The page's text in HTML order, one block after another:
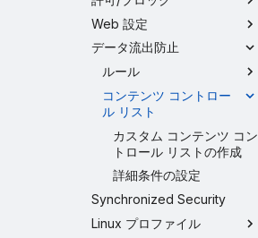
Web 設定
データ流出防止
ルール
コンテンツ コントロー
ル リスト
カスタム コンテンツ コン
トロール リストの作成
詳細条件の設定
Synchronized Security
Linux プロファイル